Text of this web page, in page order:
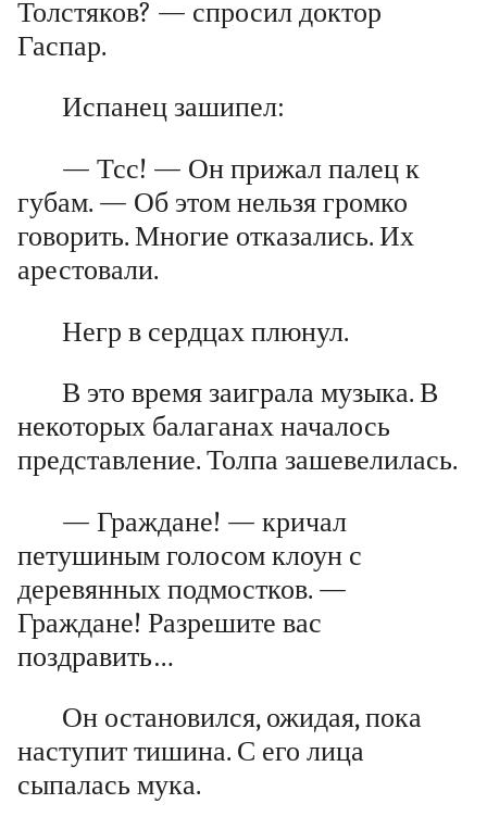
Толстяков? — спросил доктор
Гаспар.
Испанец зашипел:
— Тсс! — Он прижал палец к
губам. — Об этом нельзя громко
говорить. Многие отказались. Их
арестовали.
Негр в сердцах плюнул.
В это время заиграла музыка. В
некоторых балаганах началось
представление. Толпа зашевелилась.
— Граждане! — кричал
петушиным голосом клоун с
деревянных подмостков. —
Граждане! Разрешите вас
поздравить…
Он остановился, ожидая, пока
наступит тишина. С его лица
сыпалась мука.